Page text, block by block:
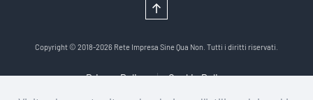
Copyright © 2018-2026 Rete Impresa Sine Qua Non. Tutti i diritti riservati.
Privacy Policy Cookie Policy